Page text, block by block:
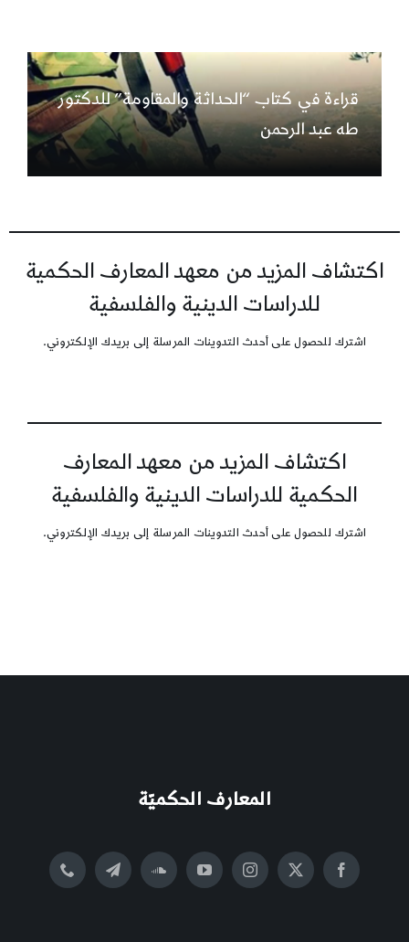
قراءة في كتاب “الحداثة والمقاومة” للدكتور
طه عبد الرحمن
اكتشاف المزيد من معهد المعارف الحكمية
للدراسات الدينية والفلسفية
اشترك للحصول على أحدث التدوينات المرسلة إلى بريدك الإلكتروني.
اكتشاف المزيد من معهد المعارف
الحكمية للدراسات الدينية والفلسفية
اشترك للحصول على أحدث التدوينات المرسلة إلى بريدك الإلكتروني.
المعارف الحكميّة